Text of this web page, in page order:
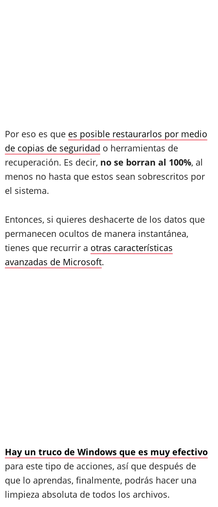
Por eso es que es posible restaurarlos por medio
de copias de seguridad o herramientas de
recuperación. Es decir, no se borran al 100%, al
menos no hasta que estos sean sobrescritos por
el sistema.
Entonces, si quieres deshacerte de los datos que
permanecen ocultos de manera instantánea,
tienes que recurrir a otras características
avanzadas de Microsoft.
Hay un truco de Windows que es muy efectivo
para este tipo de acciones, así que después de
que lo aprendas, finalmente, podrás hacer una
limpieza absoluta de todos los archivos.